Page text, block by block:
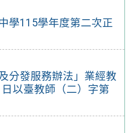
學115學年度第二次正
分發服務辦法」業經教
以臺教師（二）字第